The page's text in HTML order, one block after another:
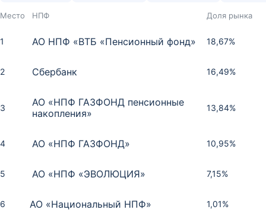
Место НПФ Доля рынка
1 АО НПФ «ВТБ «Пенсионный фонд» 18,67%
2 Сбербанк 16,49%
3
АО «НПФ ГАЗФОНД пенсионные
накопления»
13,84%
4 АО «НПФ ГАЗФОНД» 10,95%
5 АО «НПФ «ЭВОЛЮЦИЯ» 7,15%
6 АО «Национальный НПФ» 1,01%